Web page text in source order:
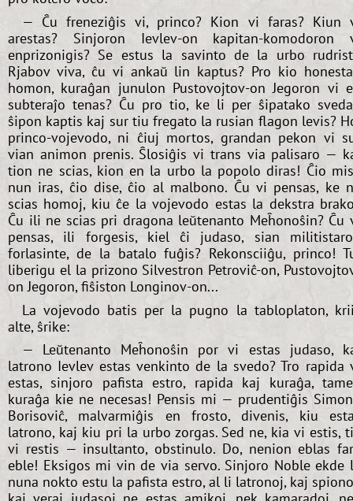
— Ĉu freneziĝis vi, princo? Kion vi faras? Kiun
arestas? Sinjoron Ievlev-on kapitan-komodoron
enprizonigis? Se estus la savinto de la urbo
Rjabov viva, ĉu vi ankaŭ lin kaptus? Pro kio
homon, kuraĝan junulon Pustovojtov-on Jegoron vi
subteraĵo tenas? Ĉu pro tio, ke li per ŝipatako
ŝipon kaptis kaj sur tiu fregato la rusian flagon levis?
princo-vojevodo, ni ĉiuj mortos, grandan pekon vi
vian animon prenis. Ŝlosiĝis vi trans via palisaro —
tion ne scias, kion en la urbo la popolo diras! Ĉio
nun iras, ĉio dise, ĉio al malbono. Ĉu vi pensas, ke
scias homoj, kiu ĉe la vojevodo estas la dekstra
Ĉu ili ne scias pri dragona leŭtenanto Meĥonoŝin? Ĉu
pensas, ili forgesis, kiel ĉi judaso, sian
forlasinte, de la batalo fuĝis? Rekonsciiĝu, princo!
liberigu el la prizono Silvestron Petroviĉ-on,
on Jegoron, fiŝiston Longinov-on...
La vojevodo batis per la pugno la tabloplaton,
alte, ŝrike:
— Leŭtenanto Meĥonoŝin por vi estas judaso,
latrono Ievlev estas venkinto de la svedo? Tro rapida
estas, sinjoro pafista estro, rapida kaj kuraĝa,
kuraĝa kie ne necesas! Pensis mi — prudentiĝis
Borisoviĉ, malvarmiĝis en frosto, divenis, kiu
latrono, kaj kiu pri la urbo zorgas. Sed ne, kia vi estis,
vi restis — insultanto, obstinulo. Do, nenion eblas
eble! Eksigos mi vin de via servo. Sinjoro Noble ekde
nuna nokto estu la pafista estro, al li latronoj, kaj